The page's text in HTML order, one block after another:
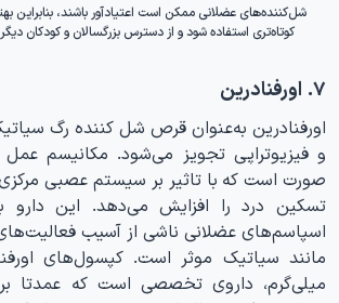
شل‌کننده‌های عضلانی ممکن است اعتیادآور باشند، بنابراین
کوتاه‌تری استفاده شود و از دسترس بزرگسالان و کودکان
۷. اورفنادرین
اورفنادرین به‌عنوان قرص شل کننده رگ
و فیزیوتراپی تجویز می‌شود. مکانیسم عمل
صورت است که با تاثیر بر سیستم عصبی
تسکین درد را افزایش می‌دهد. این دارو
اسپاسم‌های عضلانی ناشی از آسیب‌
میلی‌گرم، داروی تخصصی است که عمدتا